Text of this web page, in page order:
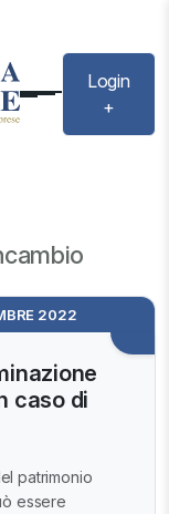
Login
+
2022
caso di
patrimonio
essere